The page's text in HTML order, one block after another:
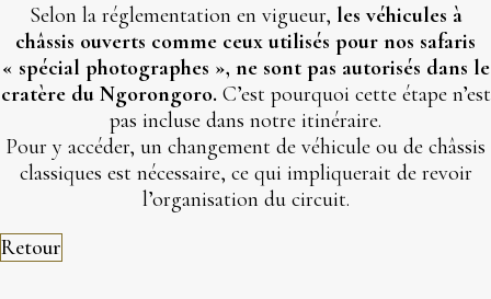
Selon la réglementation en vigueur, les véhicules à
châssis ouverts comme ceux utilisés pour nos safaris
« spécial photographes », ne sont pas autorisés dans le
cratère du Ngorongoro.C’est pourquoi cette étape n’est
pas incluse dans notre itinéraire.
Pour y accéder, un changement de véhicule ou de châssis
classiques est nécessaire, ce qui impliquerait de revoir
l’organisation du circuit.
Retour